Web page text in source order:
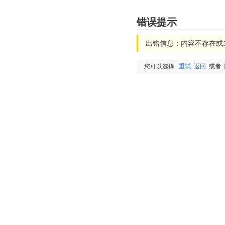
错误提示
出错信息：内容不存在或
您可以选择 重试 返回 或者